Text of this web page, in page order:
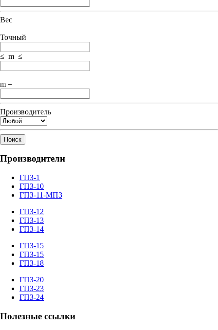
Вес
Точный
≤ m ≤
m =
Производитель
Поиск
Производители
ГПЗ-1
ГПЗ-10
ГПЗ-11-МПЗ
ГПЗ-12
ГПЗ-13
ГПЗ-14
ГПЗ-15
ГПЗ-15
ГПЗ-18
ГПЗ-20
ГПЗ-23
ГПЗ-24
Полезные ссылки